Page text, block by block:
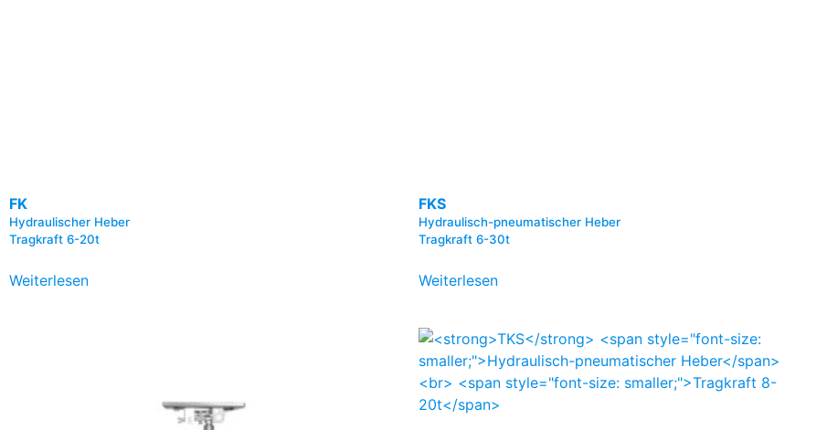
FK
Hydraulischer Heber
Tragkraft 6-20t
Weiterlesen
FKS
Hydraulisch-pneumatischer Heber
Tragkraft 6-30t
Weiterlesen